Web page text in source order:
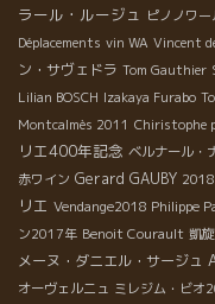
ラール・ルージュ ピノノワー
Déplacements vin WA Vincent
ン・サヴェドラ Tom Gauthier
Lilian BOSCH Izakaya Furabo
Montcalmès 2011 Chiristophe
リエ400年記念 ベルナール・
赤ワイン Gerard GAUBY
リエ Vendange2018 Philippe
ン2017年 Benoit Courault 凱
メーヌ・ダニエル・サージュ
オーヴェルニュ ミレジム・ビオ